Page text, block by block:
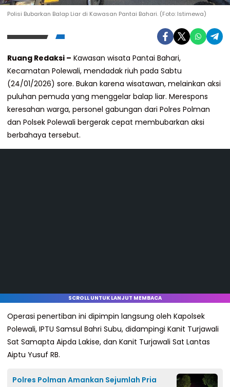
Polisi Bubarkan Balap Liar di Kawasan Pantai Bahari. (Foto: Istimewa)
Ruang Redaksi – Kawasan wisata Pantai Bahari,
Kecamatan Polewali, mendadak riuh pada Sabtu
(24/01/2026) sore. Bukan karena wisatawan, melainkan aksi
puluhan pemuda yang menggelar balap liar. Merespons
keresahan warga, personel gabungan dari Polres Polman
dan Polsek Polewali bergerak cepat membubarkan aksi
berbahaya tersebut.
SCROLL UNTUK LANJUT MEMBACA
​Operasi penertiban ini dipimpin langsung oleh Kapolsek
Polewali, IPTU Samsul Bahri Subu, didampingi Kanit Turjawali
Sat Samapta Aipda Lakise, dan Kanit Turjawali Sat Lantas
Aiptu Yusuf RB.
Polres Polman Amankan Sejumlah Pria